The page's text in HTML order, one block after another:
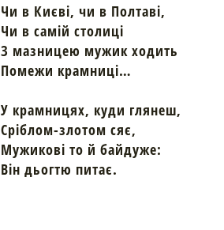
Чи в Києві, чи в Полтаві,
Чи в самій столиці
З мазницею мужик ходить
Помежи крамниці…
У крамницях, куди глянеш,
Сріблом-злотом сяє,
Мужикові то й байдуже:
Він дьогтю питає.